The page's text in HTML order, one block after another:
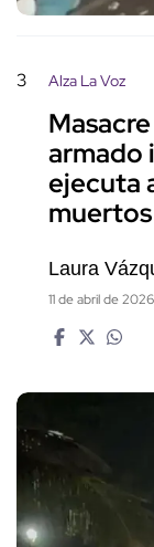
3 Alza La Voz
armado
ejecuta
muertos
Laura
11 de abril de 2026